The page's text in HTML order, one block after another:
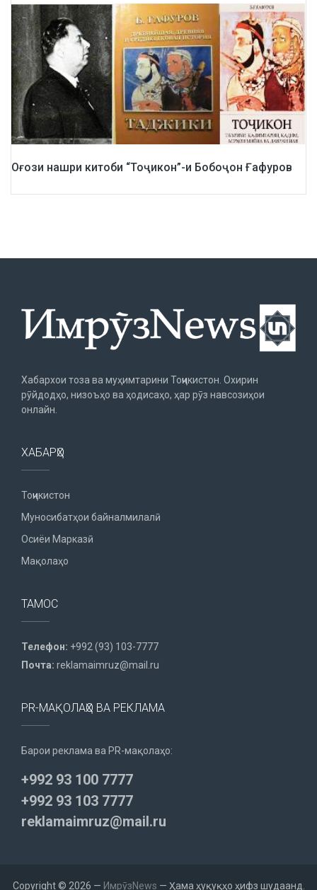
Оғози нашри китоби “Тоҷикон”-и Бобоҷон Ғафуров
Хабархои тоза ва муҳимтарини Тоҷикистон. Охирин
рӯйдодҳо, низоъҳо ва ҳодисаҳо, ҳар рӯз навсозиҳои
онлайн.
ХАБАРҲО
Тоҷикистон
Муносибатҳои байналмилалӣ
Осиёи Марказӣ
Мақолаҳо
ТАМОС
Телефон: +992 (93) 103-7777
Почта: reklamaimruz@mail.ru
PR-МАҚОЛАҲО ВА РЕКЛАМА
Барои реклама ва PR-мақолаҳо:
+992 93 100 7777
+992 93 103 7777
reklamaimruz@mail.ru
Copyright © 2026 — ИмрӯзNews — Ҳама ҳуқуқҳо ҳифз шудаанд.